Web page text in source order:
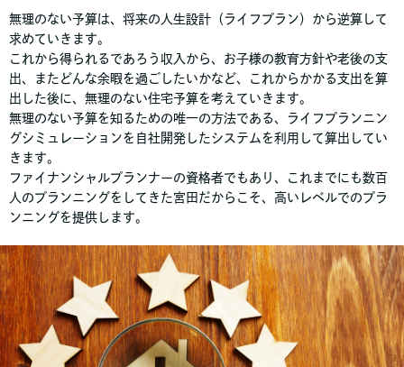
無理のない予算は、将来の人生設計（ライフプラン）から逆算して
求めていきます。
これから得られるであろう収入から、お子様の教育方針や老後の支
出、またどんな余暇を過ごしたいかなど、これからかかる支出を算
出した後に、無理のない住宅予算を考えていきます。
無理のない予算を知るための唯一の方法である、ライフプランニン
グシミュレーションを自社開発したシステムを利用して算出してい
きます。
ファイナンシャルプランナーの資格者でもあり、これまでにも数百
人のプランニングをしてきた宮田だからこそ、高いレベルでのプラ
ンニングを提供します。